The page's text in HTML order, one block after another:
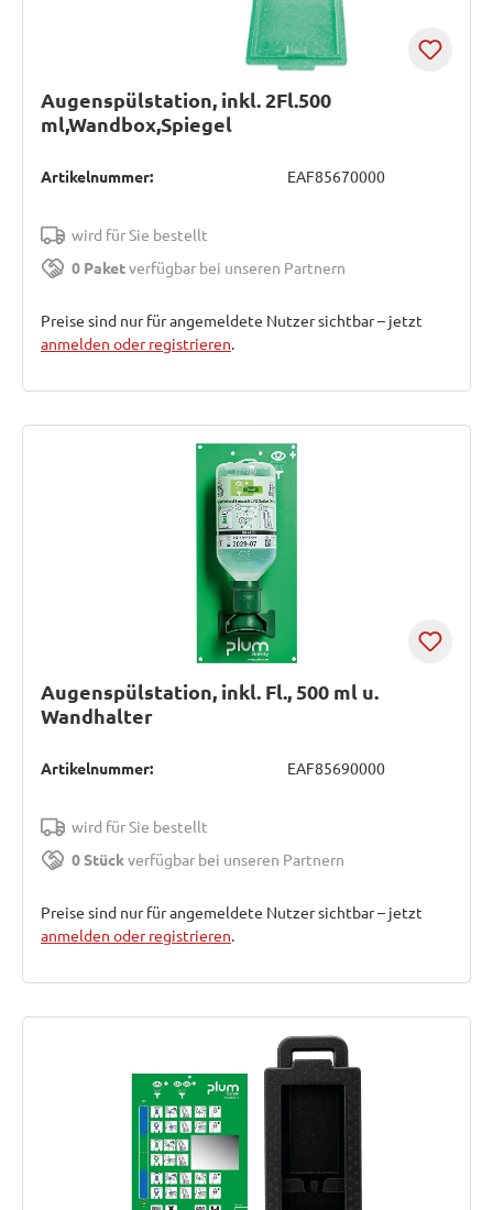
Augenspülstation, inkl. 2Fl.500
ml,Wandbox,Spiegel
Artikelnummer: EAF85670000
wird für Sie bestellt
0 Paketverfügbar bei unseren Partnern
Preise sind nur für angemeldete Nutzer sichtbar – jetzt
anmelden oder registrieren.
Augenspülstation, inkl. Fl., 500 ml u.
Wandhalter
Artikelnummer: EAF85690000
wird für Sie bestellt
0 Stückverfügbar bei unseren Partnern
Preise sind nur für angemeldete Nutzer sichtbar – jetzt
anmelden oder registrieren.